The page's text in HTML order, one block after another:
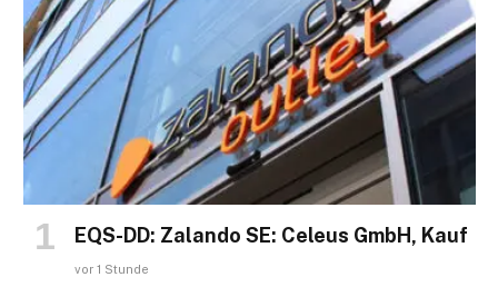
EQS-DD: Zalando SE: Celeus GmbH, Kauf
vor 1 Stunde